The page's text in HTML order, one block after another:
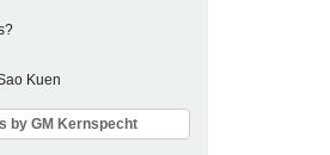
Kuen
by GM Kernspecht